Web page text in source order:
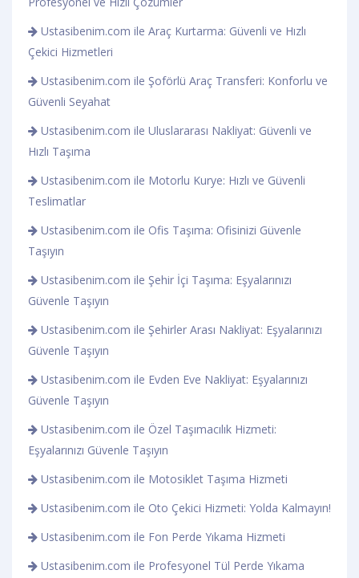
Ustasibenim.com ile Araç Kurtarma: Güvenli ve Hızlı
Çekici Hizmetleri
Ustasibenim.com ile Şoförlü Araç Transferi: Konforlu ve
Güvenli Seyahat
Ustasibenim.com ile Uluslararası Nakliyat: Güvenli ve
Hızlı Taşıma
Ustasibenim.com ile Motorlu Kurye: Hızlı ve Güvenli
Teslimatlar
Ustasibenim.com ile Ofis Taşıma: Ofisinizi Güvenle
Taşıyın
Ustasibenim.com ile Şehir İçi Taşıma: Eşyalarınızı
Güvenle Taşıyın
Ustasibenim.com ile Şehirler Arası Nakliyat: Eşyalarınızı
Güvenle Taşıyın
Ustasibenim.com ile Evden Eve Nakliyat: Eşyalarınızı
Güvenle Taşıyın
Ustasibenim.com ile Özel Taşımacılık Hizmeti:
Eşyalarınızı Güvenle Taşıyın
Ustasibenim.com ile Motosiklet Taşıma Hizmeti
Ustasibenim.com ile Oto Çekici Hizmeti: Yolda Kalmayın!
Ustasibenim.com ile Fon Perde Yıkama Hizmeti
Ustasibenim.com ile Profesyonel Tül Perde Yıkama